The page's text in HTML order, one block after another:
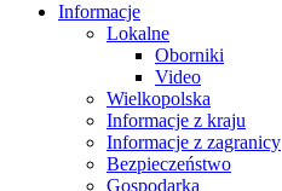
Informacje
Lokalne
Oborniki
Video
Wielkopolska
Informacje z kraju
Informacje z zagranicy
Bezpieczeństwo
Gospodarka